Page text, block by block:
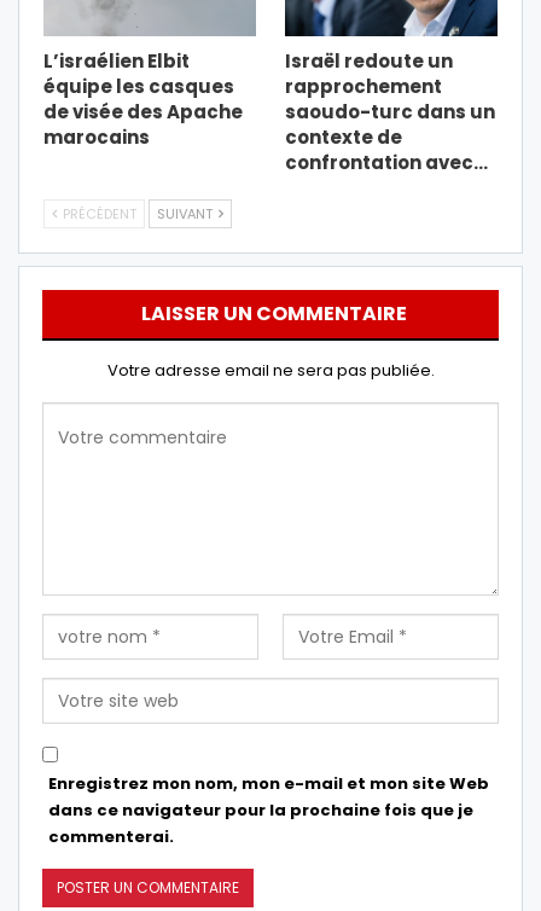
L’israélien Elbit
équipe les casques
de visée des Apache
marocains
Israël redoute un
rapprochement
saoudo-turc dans un
contexte de
confrontation avec…
PRÉCÉDENT SUIVANT
LAISSER UN COMMENTAIRE
Votre adresse email ne sera pas publiée.
Enregistrez mon nom, mon e-mail et mon site Web
dans ce navigateur pour la prochaine fois que je
commenterai.